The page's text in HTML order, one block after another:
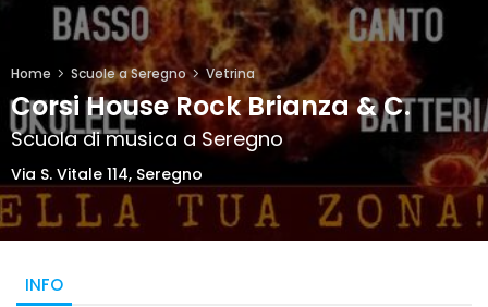
Home Scuole a Seregno Vetrina
Corsi House Rock Brianza & C.
Scuola di musica a Seregno
Via S. Vitale 114, Seregno
INFO